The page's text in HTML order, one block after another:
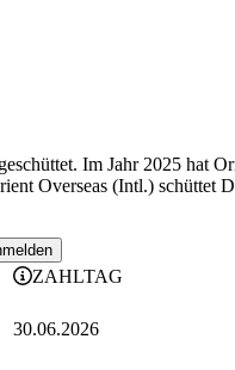
Im Jahr 2025 hat
Overseas (Intl.) schüttet
ZAHLTAG
30.06.2026